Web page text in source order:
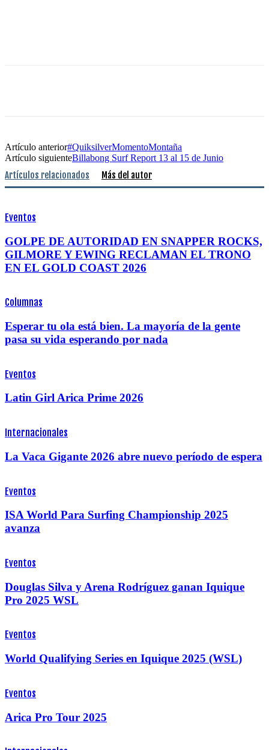
Artículo anterior#QuiksilverMomentoMontaña
Artículo siguienteBillabong Surf Report 13 al 15 de Junio
Artículos relacionados Más del autor
Eventos
GOLPE DE AUTORIDAD EN SNAPPER ROCKS,
GILMORE Y EWING RECLAMAN EL TRONO
EN EL GOLD COAST 2026
Columnas
Esperar tu ola está bien. La mayoría de la gente
pasa su vida esperando por nada
Eventos
Latin Girl Arica Prime 2026
Internacionales
La Vaca Gigante 2026 abre nuevo período de espera
Eventos
ISA World Para Surfing Championship 2025
avanza
Eventos
Douglas Silva y Arena Rodríguez ganan Iquique
Pro 2025 WSL
Eventos
World Qualifying Series en Iquique 2025 (WSL)
Eventos
Arica Pro Tour 2025